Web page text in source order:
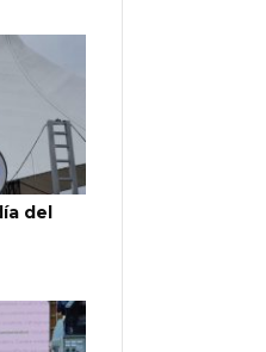
del